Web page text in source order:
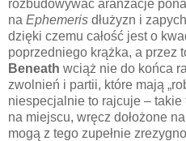
rozbudowywać aranżacje
na Ephemeris dłużyzn i
dzięki czemu całość jest o
poprzedniego krążka, a przez
Beneath wciąż nie do końca
zwolnień i partii, które mają
niespecjalnie to rajcuje –
na miejscu, wręcz dołożone
mogą z tego zupełnie